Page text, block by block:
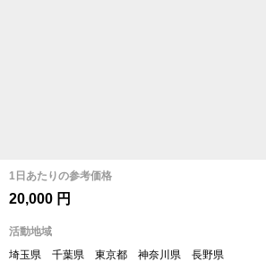
1日あたりの参考価格
20,000 円
活動地域
埼玉県 千葉県 東京都 神奈川県 長野県